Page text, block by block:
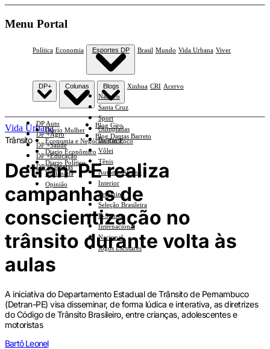
Menu Portal
Política Economia Esportes DP
Náutico
Santa Cruz
Sport
Olimpíadas
Basquete
Vôlei
Tênis
Automobilismo
Interior
Feminino
Seleção Brasileira
E-Sports
Internacional
Nacional
Jogos Escolares
Brasil Mundo Vida Urbana Viver
DP+
DP Auto
DP +Agro
DP +Saúde
DP +Educação
DP +Ciências
Colunas
Diario Mulher
Economia e Negócios Em Foco
Diario Econômico
Diario Político
Esplanada
Opinião
Blogs
Blog Giro
Blog Dantas Barreto
Xinhua CRI Acervo
Vida Urbana
Trânsito
Detran-PE realiza
campanhas de
conscientização no
trânsito durante volta às
aulas
A iniciativa do Departamento Estadual de Trânsito de Pernambuco
(Detran-PE) visa disseminar, de forma lúdica e interativa, as diretrizes
do Código de Trânsito Brasileiro, entre crianças, adolescentes e
motoristas
Bartô Leonel